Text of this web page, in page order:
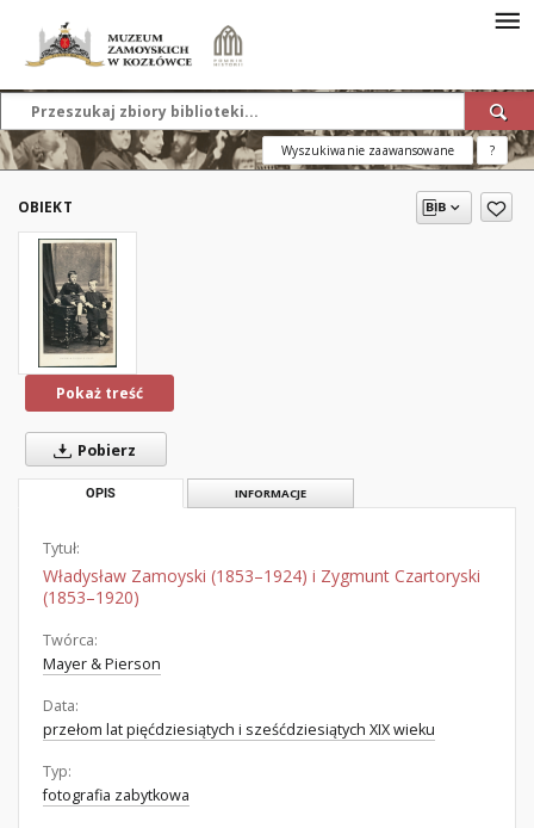
Wyszukiwanie zaawansowane ?
OBIEKT
Pokaż treść
Pobierz
OPIS INFORMACJE
Tytuł:
Władysław Zamoyski (1853–1924) i Zygmunt Czartoryski
(1853–1920)
Twórca:
Mayer & Pierson
Data:
przełom lat pięćdziesiątych i sześćdziesiątych XIX wieku
Typ:
fotografia zabytkowa